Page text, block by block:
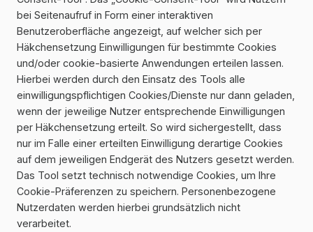
bei Seitenaufruf in Form einer interaktiven
Benutzeroberfläche angezeigt, auf welcher sich per
Häkchensetzung Einwilligungen für bestimmte Cookies
und/oder cookie-basierte Anwendungen erteilen lassen.
Hierbei werden durch den Einsatz des Tools alle
einwilligungspflichtigen Cookies/Dienste nur dann geladen,
wenn der jeweilige Nutzer entsprechende Einwilligungen
per Häkchensetzung erteilt. So wird sichergestellt, dass
nur im Falle einer erteilten Einwilligung derartige Cookies
auf dem jeweiligen Endgerät des Nutzers gesetzt werden.
Das Tool setzt technisch notwendige Cookies, um Ihre
Cookie-Präferenzen zu speichern. Personenbezogene
Nutzerdaten werden hierbei grundsätzlich nicht
verarbeitet.